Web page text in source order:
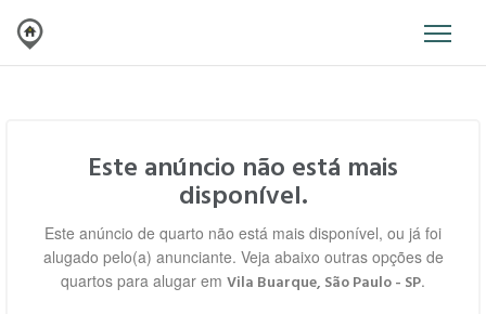
Este anúncio não está mais
disponível.
Este anúncio de quarto não está mais disponível, ou já foi
alugado pelo(a) anunciante. Veja abaixo outras opções de
quartos para alugar em Vila Buarque, São Paulo - SP.